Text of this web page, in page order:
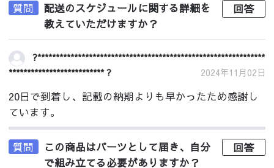
質問
配送のスケジュールに関する詳細を
教えていただけますか？
回答
?**************************************************************
************************** ?
2024年11月02日
20日で到着し、記載の納期よりも早かったため感謝し
ています。
質問
この商品はパーツとして届き、自分
で組み立てる必要がありますか？
回答